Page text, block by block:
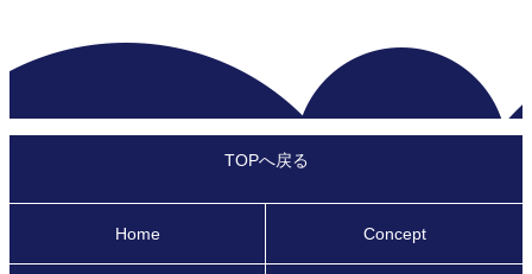
TOPへ戻る
Home Concept